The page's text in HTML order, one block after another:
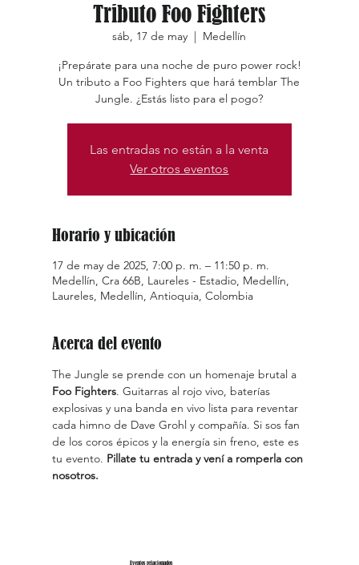
Eventos relacionados
Tributo Foo Fighters
sáb, 17 de may
Medellín
¡Prepárate para una noche de puro power rock!
Un tributo a Foo Fighters que hará temblar The
Jungle. ¿Estás listo para el pogo?
Las entradas no están a la venta
Ver otros eventos
Horario y ubicación
17 de may de 2025, 7:00 p. m. – 11:50 p. m.
Medellín, Cra 66B, Laureles - Estadio, Medellín,
Laureles, Medellín, Antioquia, Colombia
Acerca del evento
The Jungle se prende con un homenaje brutal a
Foo Fighters. Guitarras al rojo vivo, baterías
explosivas y una banda en vivo lista para reventar
cada himno de Dave Grohl y compañía. Si sos fan
de los coros épicos y la energía sin freno, este es
tu evento. Pillate tu entrada y vení a romperla con
nosotros.